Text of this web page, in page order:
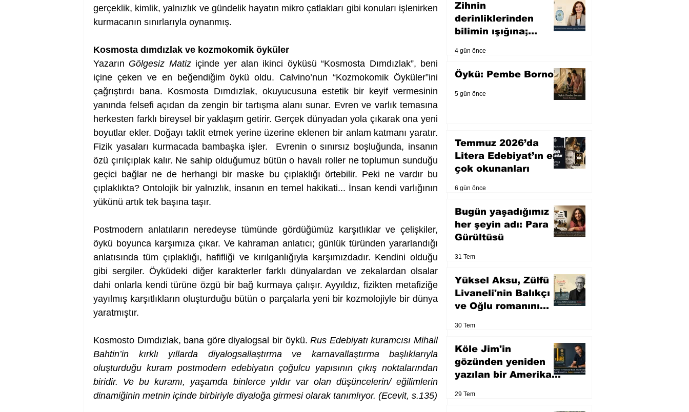
gerçeklik, kimlik, yalnızlık ve gündelik hayatın mikro çatlakları gibi konuları işlenirken
kurmacanın sınırlarıyla oynanmış.
Kosmosta dımdızlak ve kozmokomik öyküler
Yazarın Gölgesiz Matiz içinde yer alan ikinci öyküsü “Kosmosta Dımdızlak”, beni
içine çeken ve en beğendiğim öykü oldu. Calvino’nun “Kozmokomik Öyküler”ini
çağrıştırdı bana. Kosmosta Dımdızlak, okuyucusuna estetik bir keyif vermesinin
yanında felsefi açıdan da zengin bir tartışma alanı sunar. Evren ve varlık temasına
herkesten farklı bireysel bir yaklaşım getirir. Gerçek dünyadan yola çıkarak ona yeni
boyutlar ekler. Doğayı taklit etmek yerine üzerine eklenen bir anlam katmanı yaratır.
Fizik yasaları kurmacada bambaşka işler.  Evrenin o sınırsız boşluğunda, insanın
özü çırılçıplak kalır. Ne sahip olduğumuz bütün o havalı roller ne toplumun sunduğu
geçici bağlar ne de herhangi bir maske bu çıplaklığı örtebilir. Peki ne vardır bu
çıplaklıkta? Ontolojik bir yalnızlık, insanın en temel hakikati... İnsan kendi varlığının
yükünü artık tek başına taşır.
Postmodern anlatıların neredeyse tümünde gördüğümüz karşıtlıklar ve çelişkiler,
öykü boyunca karşımıza çıkar. Ve kahraman anlatıcı; günlük türünden yararlandığı
anlatısında tüm çıplaklığı, hafifliği ve kırılganlığıyla karşımızdadır. Kendini olduğu
gibi sergiler. Öyküdeki diğer karakterler farklı dünyalardan ve zekalardan olsalar
dahi onlarla kendi türüne özgü bir bağ kurmaya çalışır. Ayyıldız, fizikten metafiziğe
yayılmış karşıtlıkların oluşturduğu bütün o parçalarla yeni bir kozmolojiyle bir dünya
yaratmıştır.
Kosmosto Dımdızlak, bana göre diyalogsal bir öykü. Rus Edebiyatı kuramcısı Mihail
Bahtin’in kırklı yıllarda diyalogsallaştırma ve karnavallaştırma başlıklarıyla
oluşturduğu kuram postmodern edebiyatın çoğulcu yapısının çıkış noktalarından
biridir. Ve bu kuramı, yaşamda binlerce yıldır var olan düşüncelerin/ eğilimlerin
dinamiğinin metnin içinde birbiriyle diyaloğa girmesi olarak tanımlıyor. (Ecevit, s.135)
Zihnin
derinliklerinden
bilimin ışığına;
4 gün önce
Öykü: Pembe Bornoz
5 gün önce
Temmuz 2026’da
Litera Edebiyat’ın en
çok okunanları
6 gün önce
Bugün yaşadığımız
her şeyin adı: Para
Gürültüsü
31 Tem
Yüksel Aksu, Zülfü
Livaneli'nin Balıkçı
ve Oğlu romanını
30 Tem
Köle Jim'in
gözünden yeniden
yazılan bir Amerikan
29 Tem